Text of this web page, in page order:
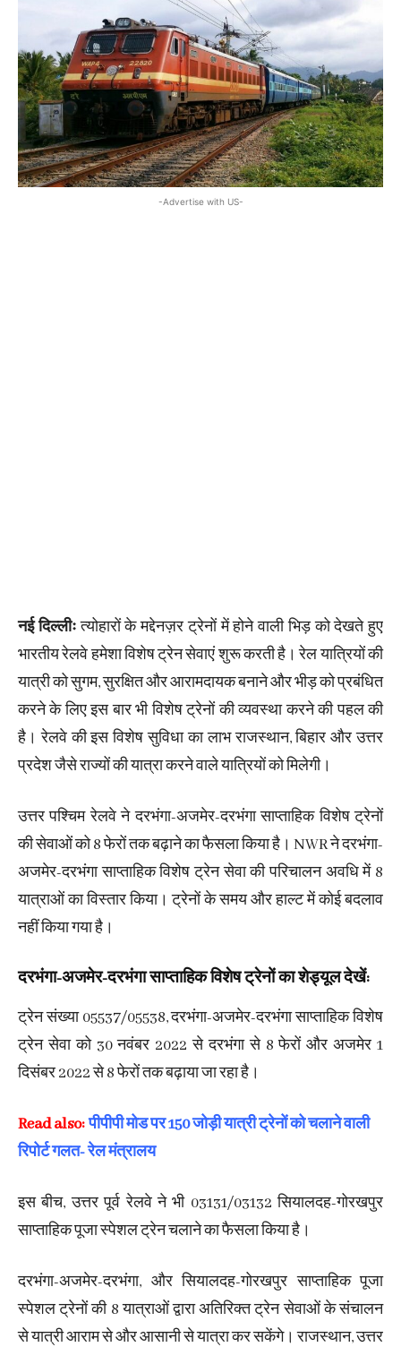
-Advertise with US-
नई दिल्लीःत्योहारों के मद्देनज़र ट्रेनों में होने वाली भिड़ को देखते हुए
भारतीय रेलवे हमेशा विशेष ट्रेन सेवाएं शुरू करती है। रेल यात्रियों की
यात्री को सुगम, सुरक्षित और आरामदायक बनाने और भीड़ को प्रबंधित
करने के लिए इस बार भी विशेष ट्रेनों की व्यवस्था करने की पहल की
है। रेलवे की इस विशेष सुविधा का लाभ राजस्थान, बिहार और उत्तर
प्रदेश जैसे राज्यों की यात्रा करने वाले यात्रियों को मिलेगी।
उत्तर पश्चिम रेलवे ने दरभंगा-अजमेर-दरभंगा साप्ताहिक विशेष ट्रेनों
की सेवाओं को 8 फेरों तक बढ़ाने का फैसला किया है। NWR ने दरभंगा-
अजमेर-दरभंगा साप्ताहिक विशेष ट्रेन सेवा की परिचालन अवधि में 8
यात्राओं का विस्तार किया। ट्रेनों के समय और हाल्ट में कोई बदलाव
नहीं किया गया है।
दरभंगा-अजमेर-दरभंगा साप्ताहिक विशेष ट्रेनों का शेड्यूल देखें:
ट्रेन संख्या 05537/05538, दरभंगा-अजमेर-दरभंगा साप्ताहिक विशेष
ट्रेन सेवा को 30 नवंबर 2022 से दरभंगा से 8 फेरों और अजमेर 1
दिसंबर 2022 से 8 फेरों तक बढ़ाया जा रहा है।
Read also:पीपीपी मोड पर 150 जोड़ी यात्री ट्रेनों को चलाने वाली
रिपोर्ट गलत- रेल मंत्रालय
इस बीच, उत्तर पूर्व रेलवे ने भी 03131/03132 सियालदह-गोरखपुर
साप्ताहिक पूजा स्पेशल ट्रेन चलाने का फैसला किया है।
दरभंगा-अजमेर-दरभंगा, और सियालदह-गोरखपुर साप्ताहिक पूजा
स्पेशल ट्रेनों की 8 यात्राओं द्वारा अतिरिक्त ट्रेन सेवाओं के संचालन
से यात्री आराम से और आसानी से यात्रा कर सकेंगे। राजस्थान, उत्तर